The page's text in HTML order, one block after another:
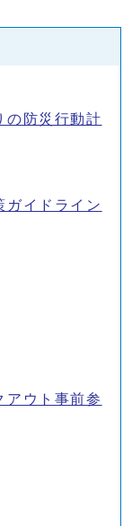
の防災行動計
ガイドライン
アウト事前参